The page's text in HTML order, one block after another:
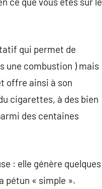
qui permet de
une combustion ) mais
offre ainsi à son
cigarettes, à des bien
des centaines
: elle génère quelques
pétun « simple ».